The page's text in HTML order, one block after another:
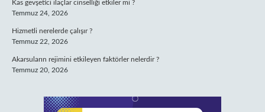
Kas gevşetici ilaçlar cinselliği etkiler mi ?
Temmuz 24, 2026
Hizmetli nerelerde çalışır ?
Temmuz 22, 2026
Akarsuların rejimini etkileyen faktörler nelerdir ?
Temmuz 20, 2026